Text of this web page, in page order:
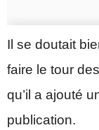
Il se doutait
faire le tour
qu’il a ajouté
publication.